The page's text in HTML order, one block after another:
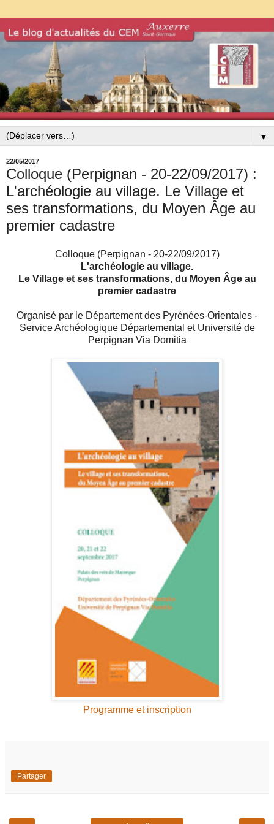
▼
22/05/2017
Colloque (Perpignan - 20-22/09/2017) :
L'archéologie au village. Le Village et
ses transformations, du Moyen Âge au
premier cadastre
Colloque (Perpignan - 20-22/09/2017)
L'archéologie au village.
Le Village et ses transformations, du Moyen Âge au
premier cadastre
Organisé par le Département des Pyrénées-Orientales -
Service Archéologique Départemental et Université de
Perpignan Via Domitia
Programme et inscription
Partager